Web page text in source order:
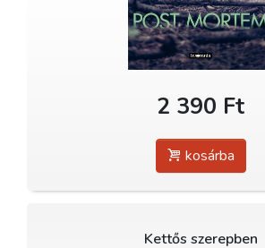
2 390 Ft
kosárba
Kettős szerepben